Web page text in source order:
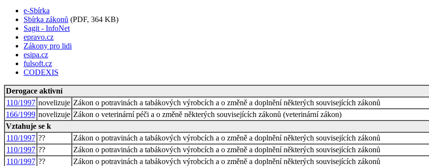
e-Sbírka
Sbírka zákonů (PDF, 364 KB)
Sagit - InfoNet
epravo.cz
Zákony pro lidi
esipa.cz
fulsoft.cz
CODEXIS
Derogace aktivní
110/1997 novelizuje Zákon o potravinách a tabákových výrobcích a o změně a doplnění některých souvisejících zákonů
166/1999 novelizuje Zákon o veterinární péči a o změně některých souvisejících zákonů (veterinární zákon)
Vztahuje se k
110/1997 ??
Zákon o potravinách a tabákových výrobcích a o změně a doplnění některých souvisejících zákonů
110/1997 ??
Zákon o potravinách a tabákových výrobcích a o změně a doplnění některých souvisejících zákonů
110/1997 ??
Zákon o potravinách a tabákových výrobcích a o změně a doplnění některých souvisejících zákonů